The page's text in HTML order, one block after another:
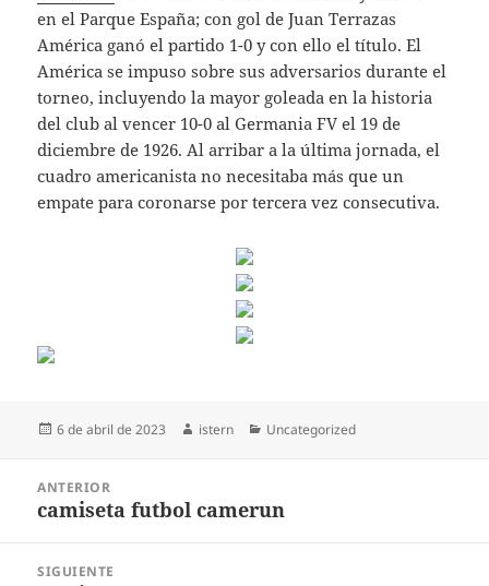
en el Parque España; con gol de Juan Terrazas
América ganó el partido 1-0 y con ello el título. El
América se impuso sobre sus adversarios durante el
torneo, incluyendo la mayor goleada en la historia
del club al vencer 10-0 al Germania FV el 19 de
diciembre de 1926. Al arribar a la última jornada, el
cuadro americanista no necesitaba más que un
empate para coronarse por tercera vez consecutiva.
Publicado
6 de abril de 2023 Autor
istern Categorías
Uncategorized
entradas
ANTERIOR
Entrada
camiseta futbol camerun
SIGUIENTE